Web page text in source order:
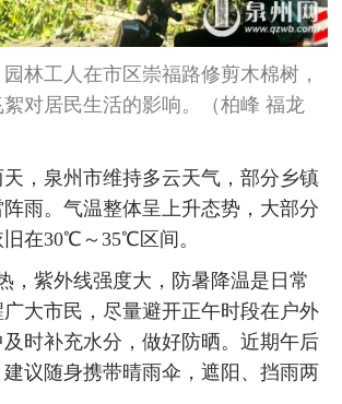
林工人在市区崇福路修剪木棉树，
对居民生活的影响。（柏峰 福龙
，泉州市维持多云天气，部分乡镇
雨。气温整体呈上升态势，大部分
在30℃～35℃区间。
，紫外线强度大，防暑降温是日常
大市民，尽量避开正午时段在户外
时补充水分，做好防晒。近期午后
议随身携带晴雨伞，遮阳、挡雨两